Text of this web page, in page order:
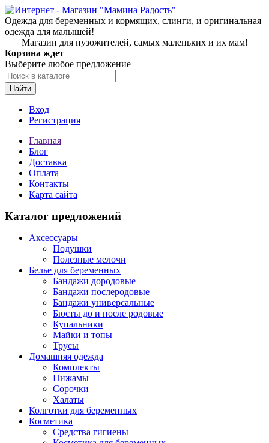
Одежда для беременных и кормящих, слинги, и оригинальная
одежда для малышей!
Магазин для пузожителей, самых маленьких и их мам!
Корзина ждет
Выберите любое предложение
Найти
Вход
Регистрация
Главная
Блог
Доставка
Оплата
Контакты
Карта сайта
Каталог предложений
Аксессуары
Подушки
Полезные мелочи
Белье для беременных
Бандажи дородовые
Бандажи послеродовые
Бандажи универсальные
Бюсты до и после родовые
Купальники
Майки и топы
Трусы
Домашняя одежда
Комплекты
Пижамы
Сорочки
Халаты
Колготки для беременных
Косметика
Cредства гигиены